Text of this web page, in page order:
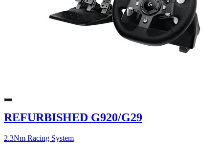
REFURBISHED G920/G29
2.3Nm Racing System